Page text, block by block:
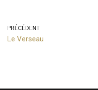
PRÉCÉDENT
Le Verseau